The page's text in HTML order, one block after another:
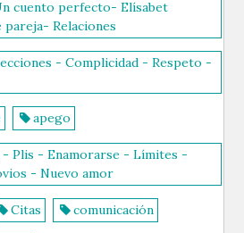
cuento perfecto- Elísabet
pareja- Relaciones
- Complicidad - Respeto -
apego
- Plis - Enamorarse - Límites -
- Nuevo amor
Citas comunicación